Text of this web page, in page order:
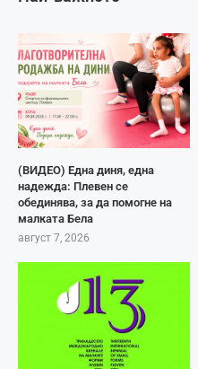
(ВИДЕО) Една диня, една
надежда: Плевен се
обединява, за да помогне на
малката Бела
август 7, 2026